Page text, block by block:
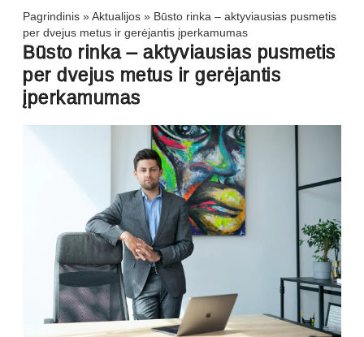
Pagrindinis »Aktualijos » Būsto rinka – aktyviausias pusmetis
per dvejus metus ir gerėjantis įperkamumas
Būsto rinka – aktyviausias pusmetis
per dvejus metus ir gerėjantis
įperkamumas